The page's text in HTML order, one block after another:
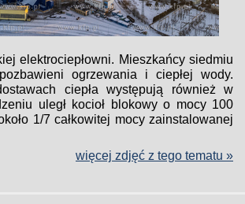
elektrociepłowni. Mieszkańcy siedmiu
ogrzewania i ciepłej wody.
ciepła występują również w
uległ kocioł blokowy o mocy 100
1/7 całkowitej mocy zainstalowanej
więcej zdjęć z tego tematu »